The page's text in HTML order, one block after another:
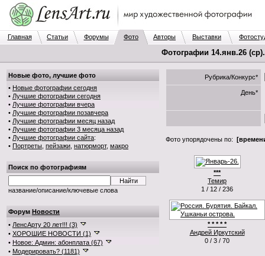
Главная Статьи Форумы Фото Авторы Выставки
Фотографии 14.янв.26
Новые фото, лучшие фото
• Новые фотографии сегодня
• Лучшие фотографии сегодня
• Лучшие фотографии вчера
• Лучшие фотографии позавчера
• Лучшие фотографии месяц назад
• Лучшие фотографии 3 месяца назад
• Лучшие фотографии сайта:
• Портреты пейзажи натюрморт, макро
Поиск по фотографиям
название/описание/ключевые слова
Форум Новости
• ЛенсАрту 20 лет!!! (3)
• ХОРОШИЕ НОВОСТИ (1)
• Новое: Админ: абонплата (67)
• Модерировать? (1181)
Рубрика/Конкурс*
День*
Фото упорядочены по:
***
Темир
1 / 12 / 236
* * * * *
Андрей Иркутский
0 / 3 / 70